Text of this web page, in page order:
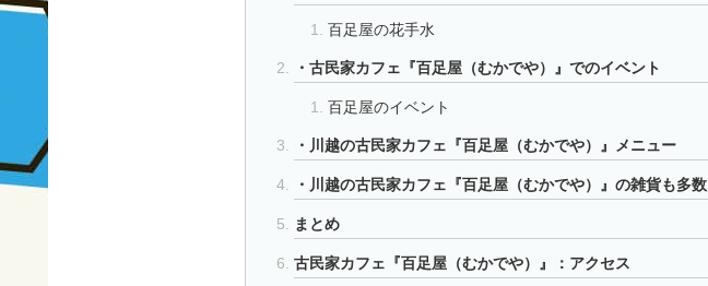
百足屋の花手水
・古民家カフェ『百足屋（むかでや）』でのイベント
百足屋のイベント
・川越の古民家カフェ『百足屋（むかでや）』メニュー
・川越の古民家カフェ『百足屋（むかでや）』の雑貨も多数
まとめ
古民家カフェ『百足屋（むかでや）』：アクセス